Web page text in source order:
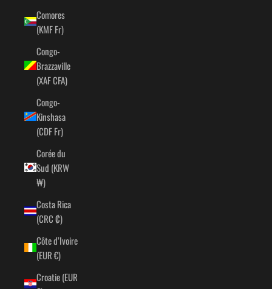
Comores
(KMF Fr)
Congo-
Brazzaville
(XAF CFA)
Congo-
Kinshasa
(CDF Fr)
Corée du
Sud (KRW
₩)
Costa Rica
(CRC ₡)
Côte d’Ivoire
(EUR €)
Croatie (EUR